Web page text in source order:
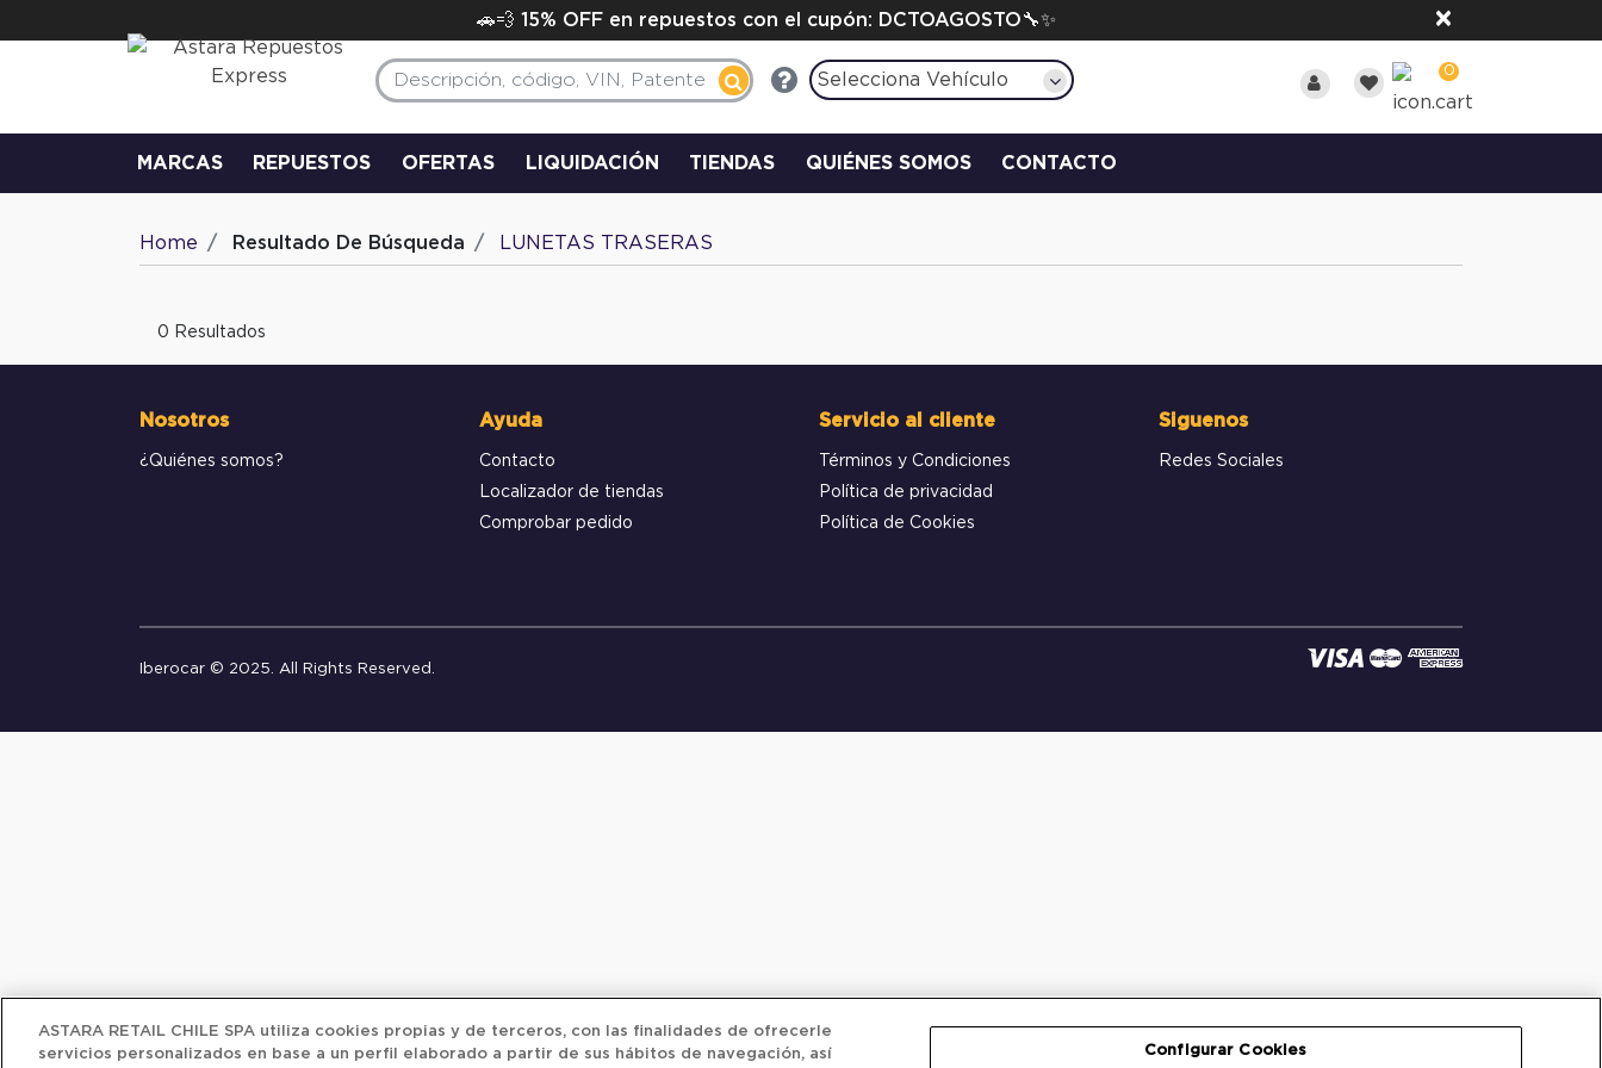
🚗💨 15% OFF en repuestos con el cupón: DCTOAGOSTO🔧✨ ×
Selecciona Vehículo 0
MARCAS REPUESTOS OFERTAS LIQUIDACIÓN TIENDAS QUIÉNES SOMOS CONTACTO
Home Resultado De Búsqueda LUNETAS TRASERAS
0 Resultados
Nosotros
¿Quiénes somos?
Ayuda
Contacto
Localizador de tiendas
Comprobar pedido
Servicio al cliente
Términos y Condiciones
Política de privacidad
Política de Cookies
Siguenos
Redes Sociales
Iberocar © 2025. All Rights Reserved.
ASTARA RETAIL CHILE SPA utiliza cookies propias y de terceros, con las finalidades de ofrecerle
servicios personalizados en base a un perfil elaborado a partir de sus hábitos de navegación, así
Configurar Cookies